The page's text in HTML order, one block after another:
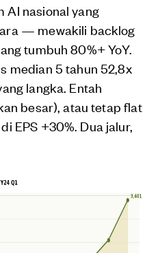
nasional yang
— mewakili backlog
tumbuh 80%+ YoY.
median 5 tahun 52,8x
langka. Entah
besar), atau tetap flat
EPS +30%. Dua jalur,